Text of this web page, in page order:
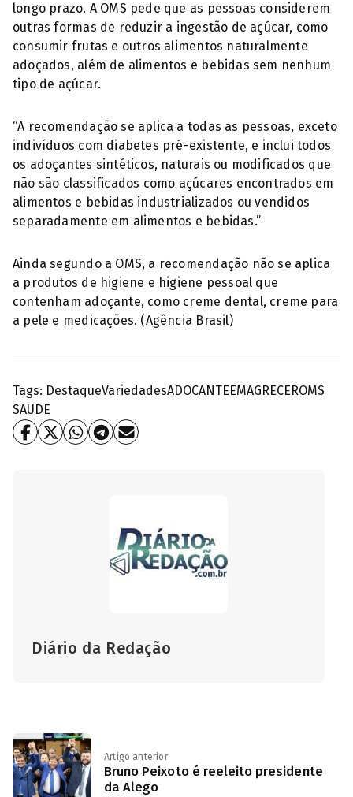
longo prazo. A OMS pede que as pessoas considerem
outras formas de reduzir a ingestão de açúcar, como
consumir frutas e outros alimentos naturalmente
adoçados, além de alimentos e bebidas sem nenhum
tipo de açúcar.
“A recomendação se aplica a todas as pessoas, exceto
indivíduos com diabetes pré-existente, e inclui todos
os adoçantes sintéticos, naturais ou modificados que
não são classificados como açúcares encontrados em
alimentos e bebidas industrializados ou vendidos
separadamente em alimentos e bebidas.”
Ainda segundo a OMS, a recomendação não se aplica
a produtos de higiene e higiene pessoal que
contenham adoçante, como creme dental, creme para
a pele e medicações. (Agência Brasil)
Tags: DestaqueVariedadesADOCANTEEMAGRECEROMS
SAUDE
Diário da Redação
Artigo anterior
Bruno Peixoto é reeleito presidente
da Alego